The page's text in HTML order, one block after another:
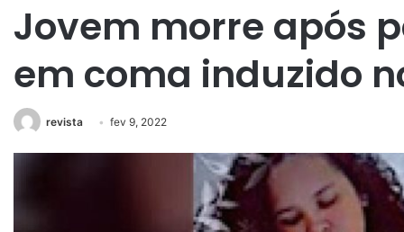
Jovem morre após
em coma induzido
revista fev 9, 2022